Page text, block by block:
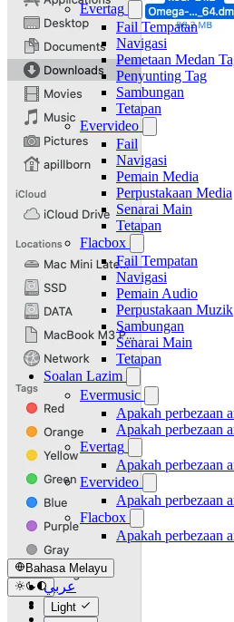
Evertag
Fail Tempatan
Navigasi
Pemetaan Medan
Penyunting Tag
Sambungan
Tetapan
Evervideo
Fail
Navigasi
Pemain Media
Perpustakaan Media
Senarai Main
Tetapan
Flacbox
Fail Tempatan
Navigasi
Pemain Audio
Perpustakaan Muzik
Sambungan
Senarai Main
Tetapan
Soalan Lazim
Evermusic
Apakah perbezaan
Apakah perbezaan
Evertag
Apakah perbezaan
Evervideo
Apakah perbezaan
Flacbox
Apakah perbezaan
Bahasa Melayu
عربي
Català
Čeština
Light